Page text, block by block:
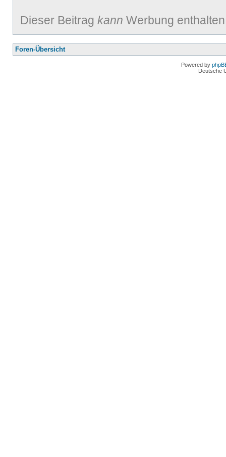
Dieser Beitrag kann Werbung
Foren-Übersicht
Powered by
Deutsche